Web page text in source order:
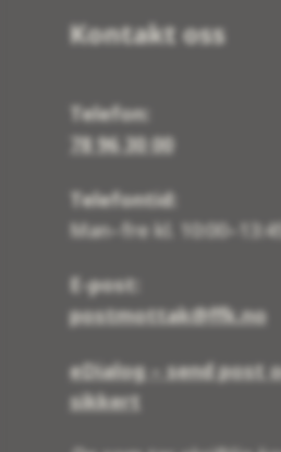
Kontakt oss
Telefon:
78 96 30 00
Telefontid:
Man–fre kl.
E-post:
postmottak@ffk.no
eDialog – send post
sikkert